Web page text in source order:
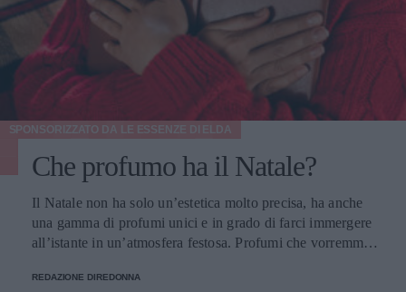
Che profumo ha il Natale?
Il Natale non ha solo un’estetica molto precisa, ha anche
una gamma di profumi unici e in grado di farci immergere
all’istante in un’atmosfera festosa. Profumi che vorremmo
SPONSORIZZATO DA LE ESSENZE DI ELDA
REDAZIONE DIREDONNA